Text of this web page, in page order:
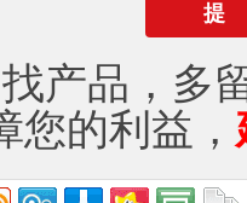
找产品，多
您的利益，